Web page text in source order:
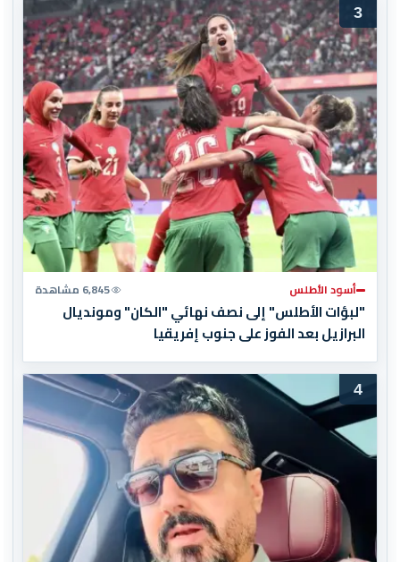
3
أسود الأطلس 6,845 مشاهدة
"لبؤات الأطلس" إلى نصف نهائي "الكان" ومونديال
البرازيل بعد الفوز على جنوب إفريقيا
4